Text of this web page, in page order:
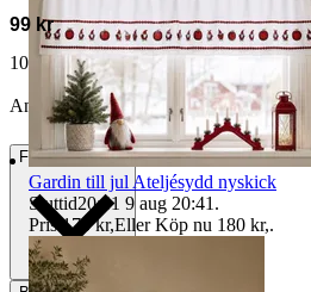
99 kr
106 kr med köparskydd.
Annonsen är avslutad. Såld med Köp nu.
Frakt58 kr DSV
Gardin till jul Ateljésydd nyskick
Sluttid20:41 9 aug 20:41 .
Pris: 175 kr,Eller Köp nu 180 kr,.